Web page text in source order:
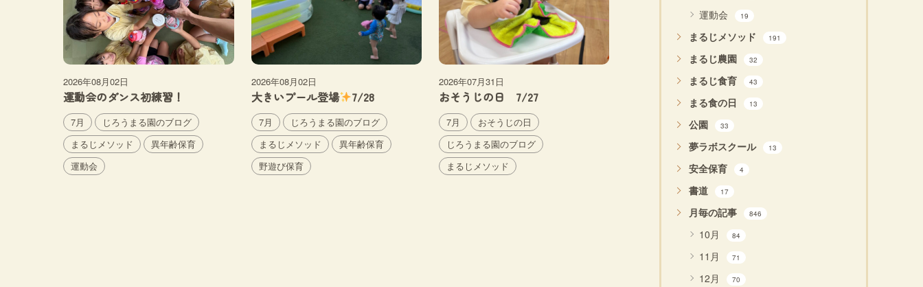
2026年08月02日
運動会のダンス初練習！
7月
じろうまる園のブログ
まるじメソッド
異年齢保育
運動会
2026年08月02日
大きいプール登場 7/28
7月
じろうまる園のブログ
まるじメソッド
異年齢保育
野遊び保育
2026年07月31日
おそうじの日 7/27
7月
おそうじの日
じろうまる園のブログ
まるじメソッド
運動会 19
まるじメソッド 191
まるじ農園 32
まるじ食育 43
まる食の日 13
公園 33
夢ラボスクール 13
安全保育 4
書道 17
月毎の記事 846
10月 84
11月 71
12月 70